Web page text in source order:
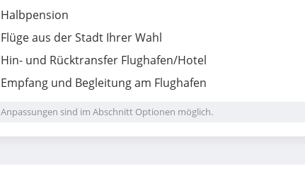
Halbpension
Flüge aus der Stadt Ihrer Wahl
Hin- und Rücktransfer Flughafen/Hotel
Empfang und Begleitung am Flughafen
Anpassungen sind im Abschnitt Optionen möglich.